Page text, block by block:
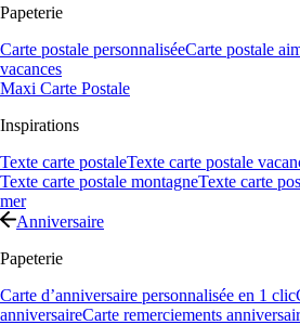
Papeterie
Carte postale personnaliséeCarte postale
vacances
Maxi Carte Postale
Inspirations
Texte carte postaleTexte carte postale
Texte carte postale montagneTexte carte
mer
Anniversaire
Papeterie
Carte d’anniversaire personnalisée en 1 clic
anniversaireCarte remerciements